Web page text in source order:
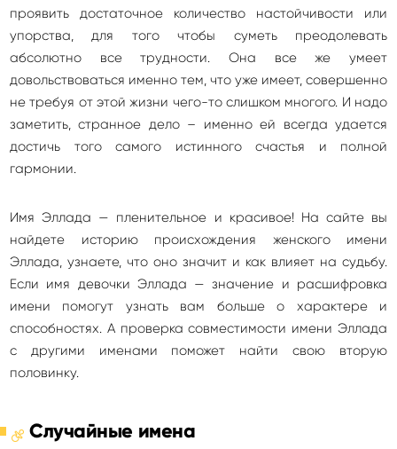
проявить достаточное количество настойчивости или
упорства, для того чтобы суметь преодолевать
абсолютно все трудности. Она все же умеет
довольствоваться именно тем, что уже имеет, совершенно
не требуя от этой жизни чего-то слишком многого. И надо
заметить, странное дело – именно ей всегда удается
достичь того самого истинного счастья и полной
гармонии.
Имя Эллада — пленительное и красивое! На сайте вы
найдете историю происхождения женского имени
Эллада, узнаете, что оно значит и как влияет на судьбу.
Если имя девочки Эллада — значение и расшифровка
имени помогут узнать вам больше о характере и
способностях. А проверка совместимости имени Эллада
с другими именами поможет найти свою вторую
половинку.
Случайные имена